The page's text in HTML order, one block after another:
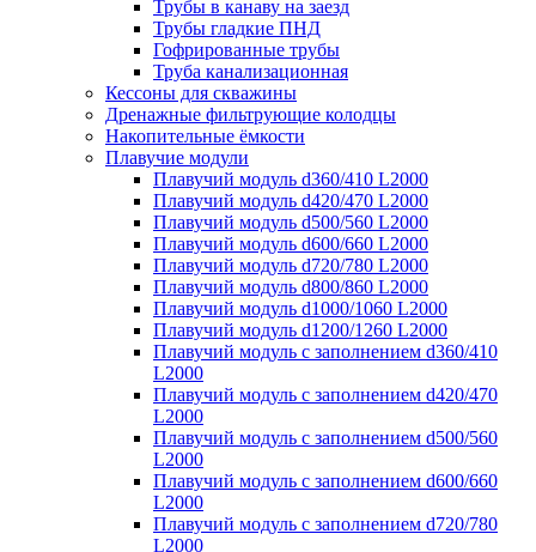
Трубы в канаву на заезд
Трубы гладкие ПНД
Гофрированные трубы
Труба канализационная
Кессоны для скважины
Дренажные фильтрующие колодцы
Накопительные ёмкости
Плавучие модули
Плавучий модуль d360/410 L2000
Плавучий модуль d420/470 L2000
Плавучий модуль d500/560 L2000
Плавучий модуль d600/660 L2000
Плавучий модуль d720/780 L2000
Плавучий модуль d800/860 L2000
Плавучий модуль d1000/1060 L2000
Плавучий модуль d1200/1260 L2000
Плавучий модуль с заполнением d360/410
L2000
Плавучий модуль с заполнением d420/470
L2000
Плавучий модуль с заполнением d500/560
L2000
Плавучий модуль с заполнением d600/660
L2000
Плавучий модуль с заполнением d720/780
L2000